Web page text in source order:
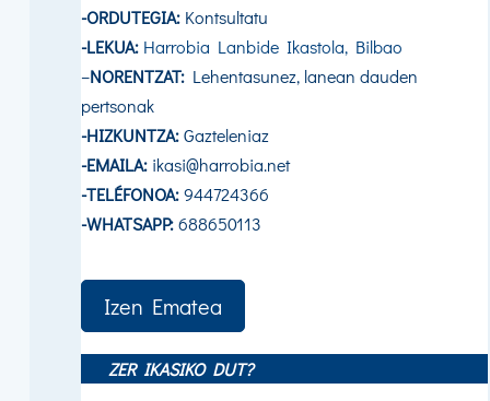
-ORDUTEGIA: Kontsultatu
-LEKUA: Harrobia Lanbide Ikastola, Bilbao
–NORENTZAT:Lehentasunez, lanean dauden
pertsonak
-HIZKUNTZA:Gazteleniaz
-EMAILA: ikasi@harrobia.net
-TELÉFONOA: 944724366
-WHATSAPP: 688650113
Izen Ematea
ZER IKASIKO DUT?